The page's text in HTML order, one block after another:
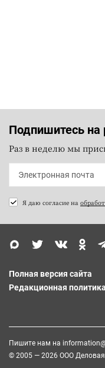
Подпишитесь на
Раз в неделю мы
Я даю согласие на
Полная версия сайта
Редакционная политика
Пишите нам на
© 2005 — 2026 ООО Деловая